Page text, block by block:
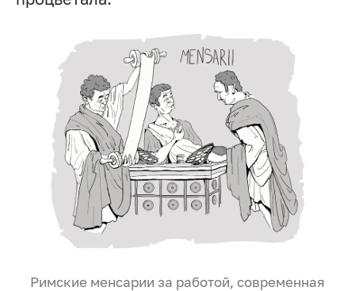
Римские менсарии за работой, современная